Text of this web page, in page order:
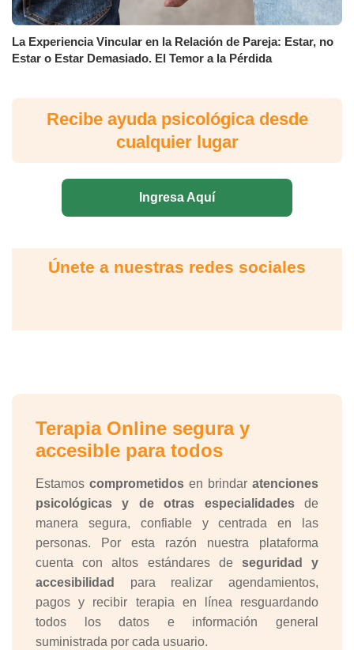
La Experiencia Vincular en la Relación de Pareja: Estar, no
Estar o Estar Demasiado. El Temor a la Pérdida
Recibe ayuda psicológica desde
cualquier lugar
Ingresa Aquí
Únete a nuestras redes sociales
Terapia Online segura y
accesible para todos
Estamos comprometidos en brindar atenciones
psicológicas y de otras especialidadesde
manera segura, confiable y centrada en las
personas. Por esta razón nuestra plataforma
cuenta con altos estándares de seguridad y
accesibilidad
para realizar agendamientos,
pagos y recibir terapia en línea resguardando
todos los datos e información general
suministrada por cada usuario.